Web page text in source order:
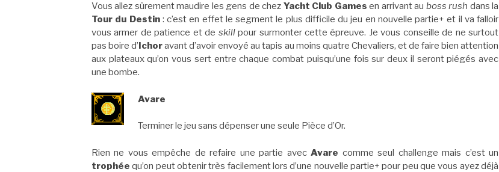
Vous allez sûrement maudire les gens de chez Yacht Club Games en arrivant au boss rush dans la
Tour du Destin: c’est en effet le segment le plus difficile du jeu en nouvelle partie+ et il va falloir
vous armer de patience et de skillpour surmonter cette épreuve. Je vous conseille de ne surtout
pas boire d’Ichoravant d’avoir envoyé au tapis au moins quatre Chevaliers, et de faire bien attention
aux plateaux qu’on vous sert entre chaque combat puisqu’une fois sur deux il seront piégés avec
une bombe.
Avare
Terminer le jeu sans dépenser une seule Pièce d’Or.
Rien ne vous empêche de refaire une partie avecAvare comme seul challenge mais c’est un
trophée qu’on peut obtenir très facilement lors d’une nouvelle partie+ pour peu que vous ayez déjà